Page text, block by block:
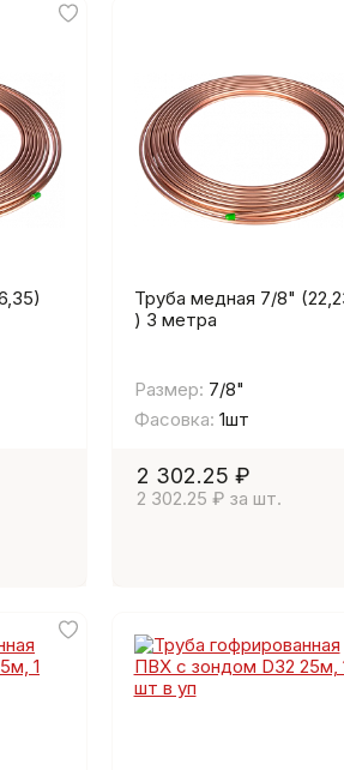
Труба медная 7/8"
) 3 метра
Размер: 7/8"
Фасовка: 1шт
2 302.25 ₽
2 302.25 ₽ за шт.